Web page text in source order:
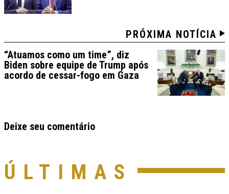
PRÓXIMA NOTÍCIA
“Atuamos como um time”, diz
Biden sobre equipe de Trump após
acordo de cessar-fogo em Gaza
Deixe seu comentário
ÚLTIMAS